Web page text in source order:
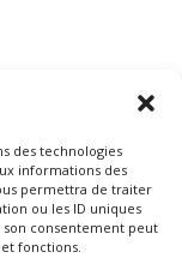
des technologies
informations des
permettra de traiter
ou les ID uniques
consentement peut
fonctions.
Tropez